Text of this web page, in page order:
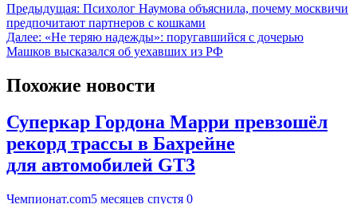
Предыдущая: Психолог Наумова объяснила, почему москвичи
предпочитают партнеров с кошками
Далее: «Не теряю надежды»: поругавшийся с дочерью
Машков высказался об уехавших из РФ
Похожие новости
Суперкар Гордона Марри превзошёл
рекорд трассы в Бахрейне
для автомобилей GT3
Чемпионат.com5 месяцев спустя 0